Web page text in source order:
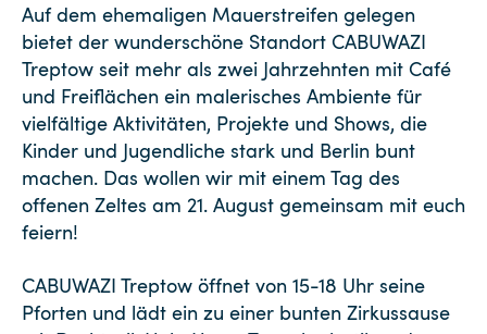
Auf dem ehemaligen Mauerstreifen gelegen
bietet der wunderschöne Standort CABUWAZI
Treptow seit mehr als zwei Jahrzehnten mit Café
und Freiflächen ein malerisches Ambiente für
vielfältige Aktivitäten, Projekte und Shows, die
Kinder und Jugendliche stark und Berlin bunt
machen. Das wollen wir mit einem Tag des
offenen Zeltes am 21. August gemeinsam mit euch
feiern!
CABUWAZI Treptow öffnet von 15-18 Uhr seine
Pforten und lädt ein zu einer bunten Zirkussause